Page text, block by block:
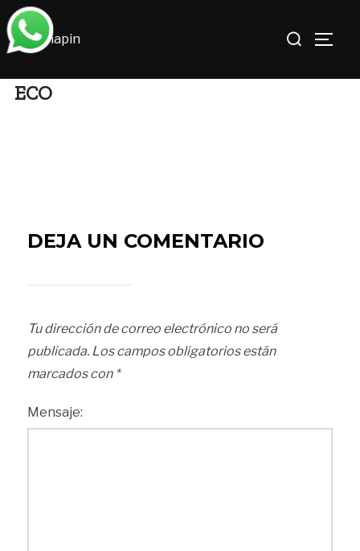
Saltar
al
contenido
ECO
DEJA UN COMENTARIO
Tu dirección de correo electrónico no será
publicada. Los campos obligatorios están
marcados con *
Mensaje: